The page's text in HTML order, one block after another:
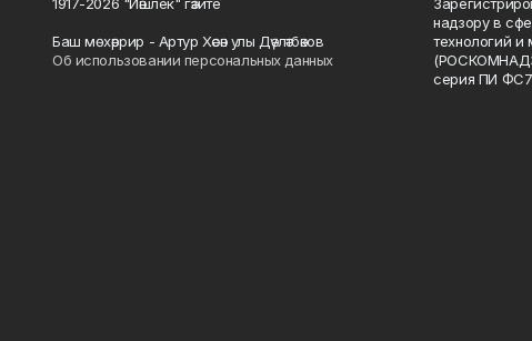
Баш мөхәррир - Артур Хәсән улы Дәүләтбәков
Об использовании персональных данных
надзору в
технологий
серия ПИ